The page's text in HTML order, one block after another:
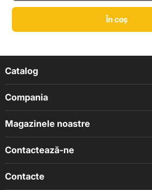
În coș
Catalog
Compania
Magazinele noastre
Contactează-ne
Contacte